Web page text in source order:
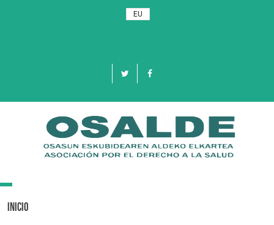
EU
Toggle
Inicio